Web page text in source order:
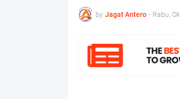
by Jagat Antero - Rabu,